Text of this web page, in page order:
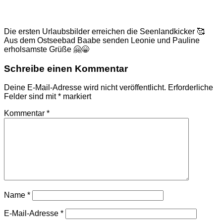
Die ersten Urlaubsbilder erreichen die Seenlandkicker 🥰
Aus dem Ostseebad Baabe senden Leonie und Pauline
erholsamste Grüße 🤗😁
Schreibe einen Kommentar
Deine E-Mail-Adresse wird nicht veröffentlicht. Erforderliche
Felder sind mit* markiert
Kommentar *
Name *
E-Mail-Adresse *